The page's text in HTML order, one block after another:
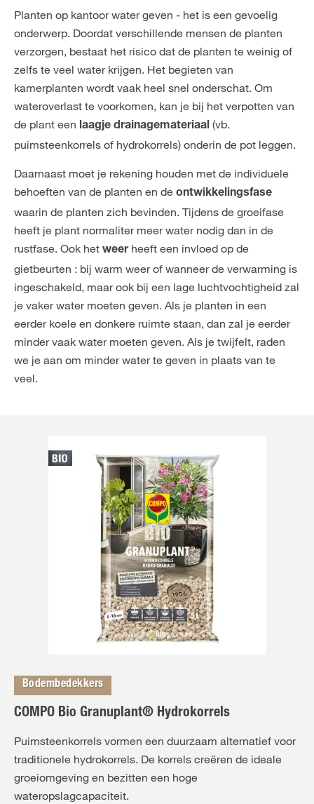
Planten op kantoor water geven - het is een gevoelig
onderwerp. Doordat verschillende mensen de planten
verzorgen, bestaat het risico dat de planten te weinig of
zelfs te veel water krijgen. Het begieten van
kamerplanten wordt vaak heel snel onderschat. Om
wateroverlast te voorkomen, kan je bij het verpotten van
de plant een laagje drainagemateriaal (vb.
puimsteenkorrels of hydrokorrels) onderin de pot leggen.
Daarnaast moet je rekening houden met de individuele
behoeften van de planten en de ontwikkelingsfase
waarin de planten zich bevinden. Tijdens de groeifase
heeft je plant normaliter meer water nodig dan in de
rustfase. Ook het weerheeft een invloed op de
gietbeurten : bij warm weer of wanneer de verwarming is
ingeschakeld, maar ook bij een lage luchtvochtigheid zal
je vaker water moeten geven. Als je planten in een
eerder koele en donkere ruimte staan, dan zal je eerder
minder vaak water moeten geven. Als je twijfelt, raden
we je aan om minder water te geven in plaats van te
veel.
Bodembedekkers
COMPO Bio Granuplant® Hydrokorrels
Puimsteenkorrels vormen een duurzaam alternatief voor
traditionele hydrokorrels. De korrels creëren de ideale
groeiomgeving en bezitten een hoge
wateropslagcapaciteit.